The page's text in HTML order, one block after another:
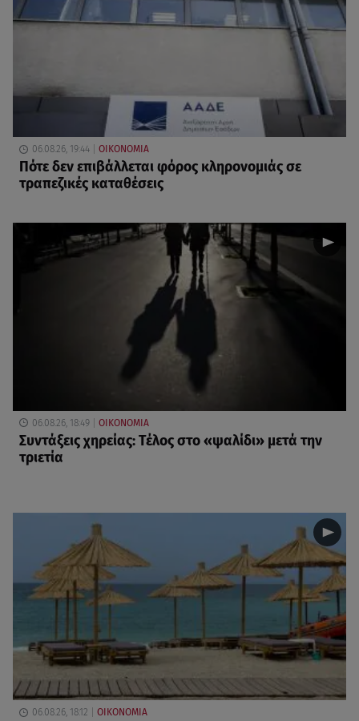
06.08.26, 19:44 ΟΙΚΟΝΟΜΙΑ
Πότε δεν επιβάλλεται φόρος κληρονομιάς σε
τραπεζικές καταθέσεις
06.08.26, 18:49 ΟΙΚΟΝΟΜΙΑ
Συντάξεις χηρείας: Τέλος στο «ψαλίδι» μετά την
τριετία
06.08.26, 18:12 ΟΙΚΟΝΟΜΙΑ